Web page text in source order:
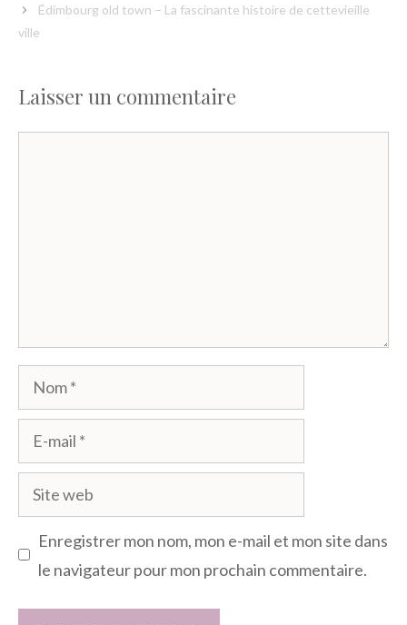
Édimbourg old town – La fascinante histoire de cettevieille
ville
Laisser un commentaire
Nom
mail
Site
web
Enregistrer mon nom, mon e-mail et mon site dans
le navigateur pour mon prochain commentaire.